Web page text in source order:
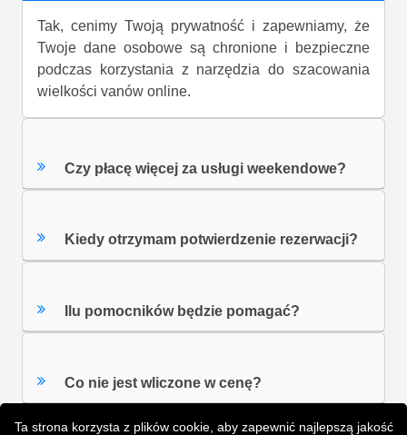
Ta strona korzysta z plików cookie, aby zapewnić najlepszą jakość
Tak, cenimy Twoją prywatność i zapewniamy, że
Twoje dane osobowe są chronione i bezpieczne
podczas korzystania z narzędzia do szacowania
wielkości vanów online.
Czy płacę więcej za usługi weekendowe?
Kiedy otrzymam potwierdzenie rezerwacji?
Ilu pomocników będzie pomagać?
Co nie jest wliczone w cenę?